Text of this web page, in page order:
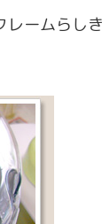
ームらし